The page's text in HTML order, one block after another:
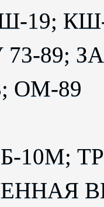
19;
89;
ОМ-89
10М;